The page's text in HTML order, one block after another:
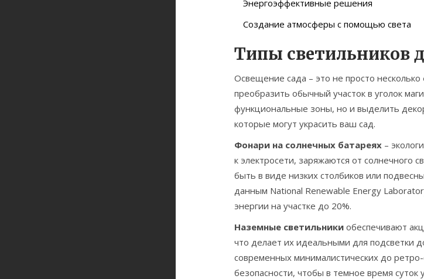
Энергоэффективные решения
Создание атмосферы с помощью света
Типы светильников
Освещение сада – это не просто несколько
преобразить обычный участок в уголок
функциональные зоны, но и выделить
которые могут украсить ваш сад.
Фонари на солнечных батареях –
к электросети, заряжаются от солнечного
быть в виде низких столбиков или
данным National Renewable Energy
энергии на участке до 20%.
Наземные светильники обеспечивают
что делает их идеальными для подсветки
современных минималистических до
безопасности, чтобы в темное время суток